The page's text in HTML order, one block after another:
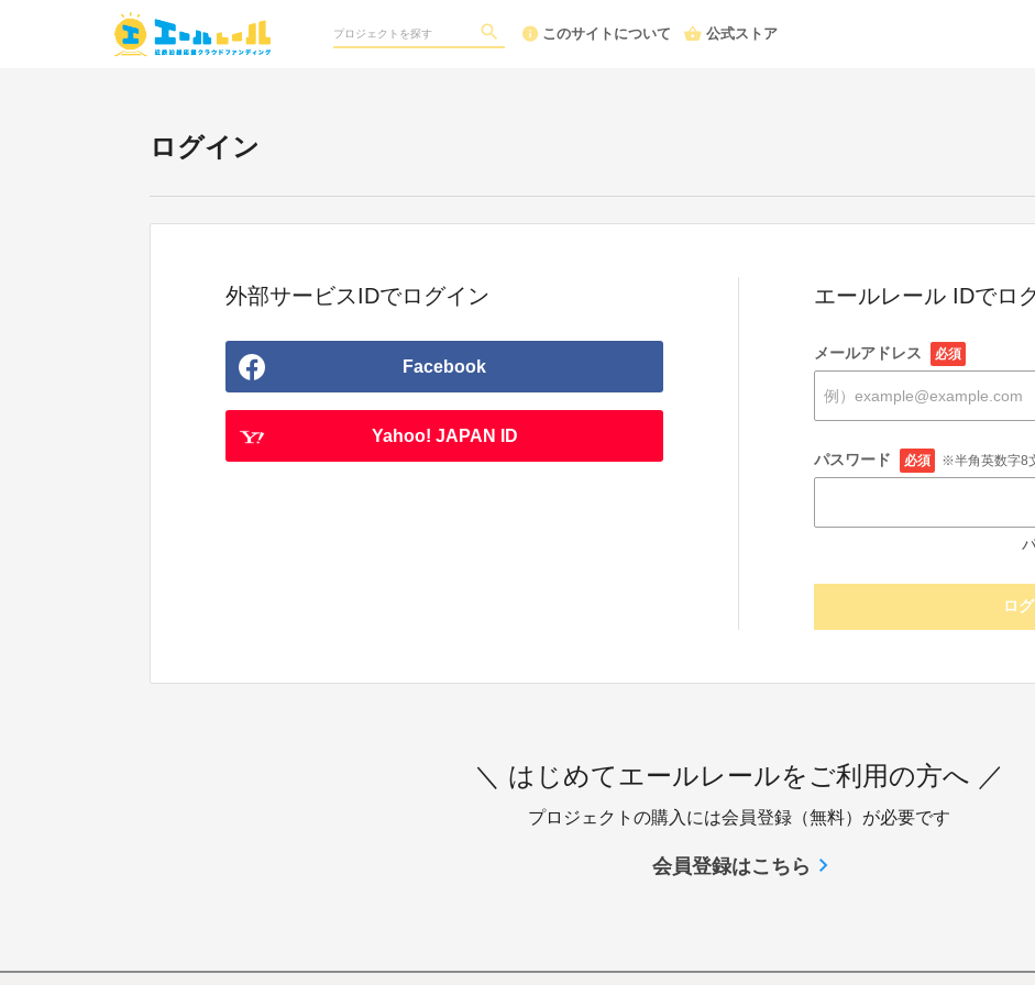
このサイトについて 公式ストア
ログイン
外部サービスIDでログイン
Facebook
Yahoo! JAPAN ID
エールレール IDでロ
メールアドレス 必須
パスワード 必須 ※半角英数字8
ロ
＼ はじめてエールレールをご利用の方へ ／
プロジェクトの購入には会員登録（無料）が必要です
会員登録はこちら